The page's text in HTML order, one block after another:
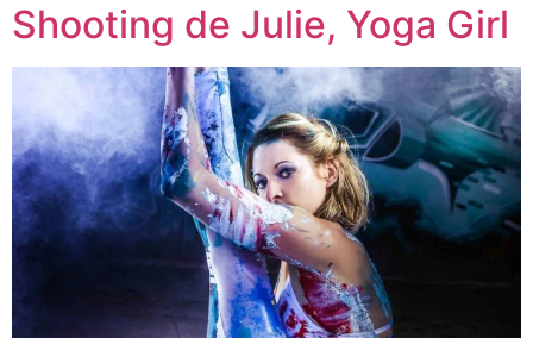
Shooting de Julie, Yoga Girl